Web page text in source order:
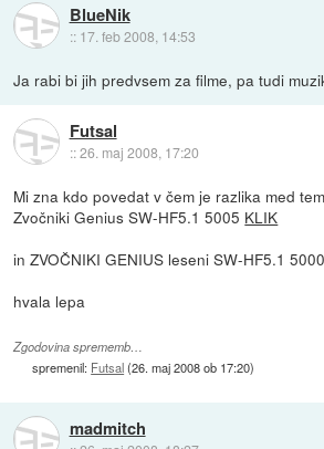
BlueNik
:: 17. feb 2008, 14:53
Ja rabi bi jih predvsem za filme, pa tudi
Futsal
::26. maj 2008, 17:20
Mi zna kdo povedat v čem je razlika med
Zvočniki Genius SW-HF5.1 5005 KLIK
in ZVOČNIKI GENIUS leseni SW-HF5.1 5000
hvala lepa
Zgodovina sprememb…
spremenil: Futsal(26. maj 2008 ob 17:20)
madmitch